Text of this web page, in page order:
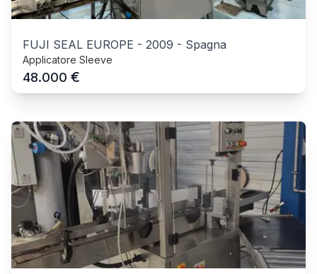
FUJI SEAL EUROPE - 2009 - Spagna
Applicatore Sleeve
48.000 €